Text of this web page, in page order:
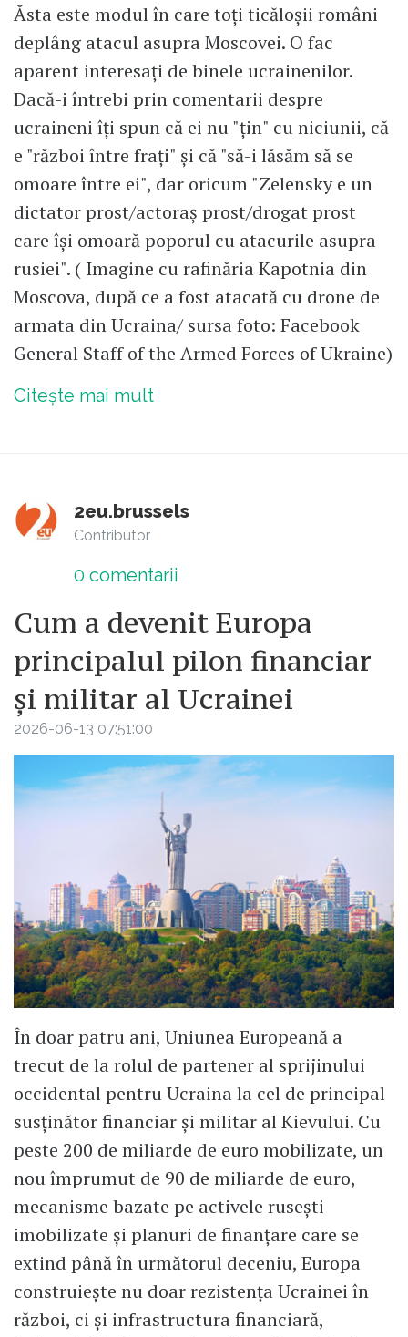
Ăsta este modul în care toți ticăloșii români
deplâng atacul asupra Moscovei. O fac
aparent interesați de binele ucrainenilor.
Dacă-i întrebi prin comentarii despre
ucraineni îți spun că ei nu "țin" cu niciunii, că
e "război între frați" și că "să-i lăsăm să se
omoare între ei", dar oricum "Zelensky e un
dictator prost/actoraș prost/drogat prost
care își omoară poporul cu atacurile asupra
rusiei". ( Imagine cu rafinăria Kapotnia din
Moscova, după ce a fost atacată cu drone de
armata din Ucraina/ sursa foto: Facebook
General Staff of the Armed Forces of Ukraine )
Citește mai mult
2eu.brussels
Contributor
0 comentarii
Cum a devenit Europa
principalul pilon financiar
și militar al Ucrainei
2026-06-13 07:51:00
În doar patru ani, Uniunea Europeană a
trecut de la rolul de partener al sprijinului
occidental pentru Ucraina la cel de principal
susținător financiar și militar al Kievului. Cu
peste 200 de miliarde de euro mobilizate, un
nou împrumut de 90 de miliarde de euro,
mecanisme bazate pe activele rusești
imobilizate și planuri de finanțare care se
extind până în următorul deceniu, Europa
construiește nu doar rezistența Ucrainei în
război, ci și infrastructura financiară,